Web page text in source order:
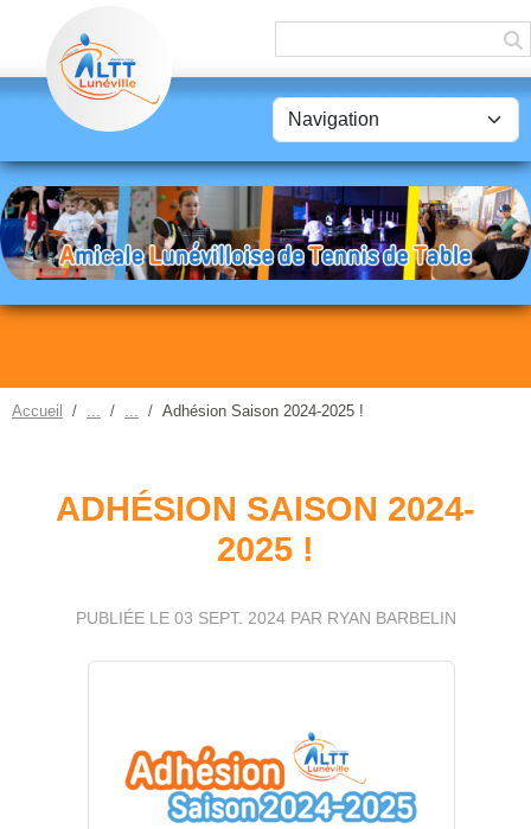
Accueil Adhésion Saison 2024-2025 !
ADHÉSION SAISON 2024-
2025 !
PUBLIÉE LE 03 SEPT. 2024PAR RYAN BARBELIN